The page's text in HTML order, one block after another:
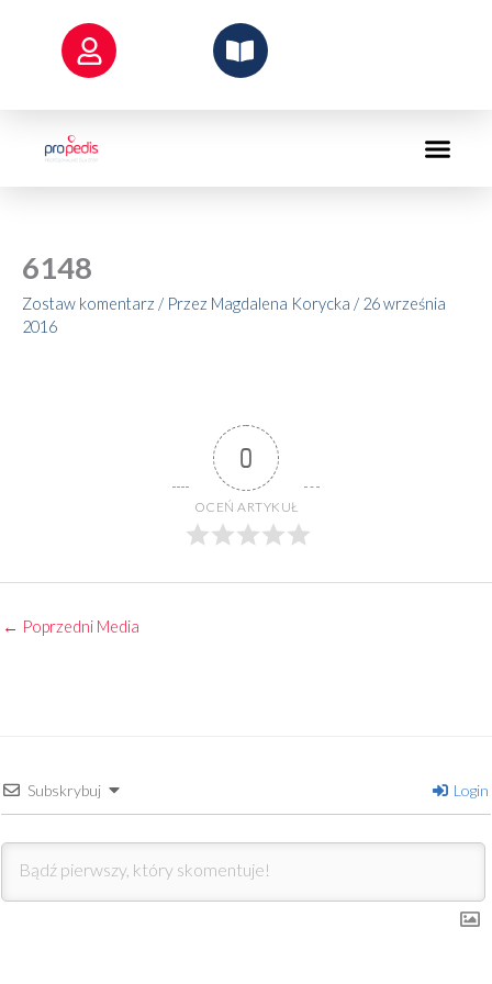
6148
Zostaw komentarz / Przez Magdalena Korycka / 26 września
2016
0
OCEŃ ARTYKUŁ
← Poprzedni Media
Subskrybuj Login